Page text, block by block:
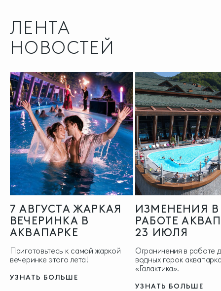
ЛЕНТА
НОВОСТЕЙ
7 АВГУСТА ЖАРКАЯ
ВЕЧЕРИНКА В
АКВАПАРКЕ
Приготовьтесь к самой жаркой
вечеринке этого лета!
УЗНАТЬ БОЛЬШЕ
ИЗМЕНЕНИЯ В
РАБОТЕ
23 ИЮЛЯ
Ограничения в работе
водных горок
«Галактика».
УЗНАТЬ БОЛЬШЕ